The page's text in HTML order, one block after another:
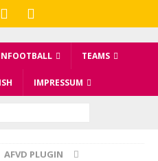
TEAMS
IMPRESSUM
AFVD PLUGIN